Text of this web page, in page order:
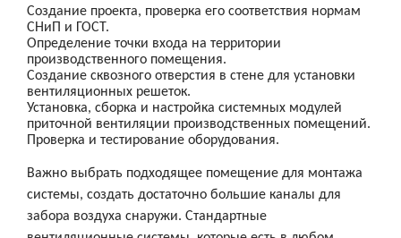
Создание проекта, проверка его соответствия нормам
СНиП и ГОСТ.
Определение точки входа на территории
производственного помещения.
Создание сквозного отверстия в стене для установки
вентиляционных решеток.
Установка, сборка и настройка системных модулей
приточной вентиляции производственных помещений.
Проверка и тестирование оборудования.
Важно выбрать подходящее помещение для монтажа
системы, создать достаточно большие каналы для
забора воздуха снаружи. Стандартные